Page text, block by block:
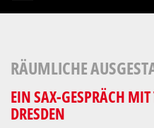
RÄUMLICHE
EIN SAX-GESPRÄCH
DRESDEN